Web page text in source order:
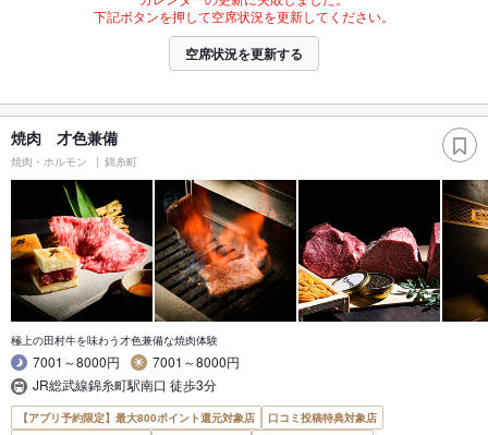
下記ボタンを押して空席状況を更新してください。
空席状況を更新する
焼肉 才色兼備
焼肉・ホルモン 錦糸町
極上の田村牛を味わう才色兼備な焼肉体験
7001～8000円
7001～8000円
JR総武線錦糸町駅南口 徒歩3分
【アプリ予約限定】最大800ポイント還元対象店
口コミ投稿特典対象店